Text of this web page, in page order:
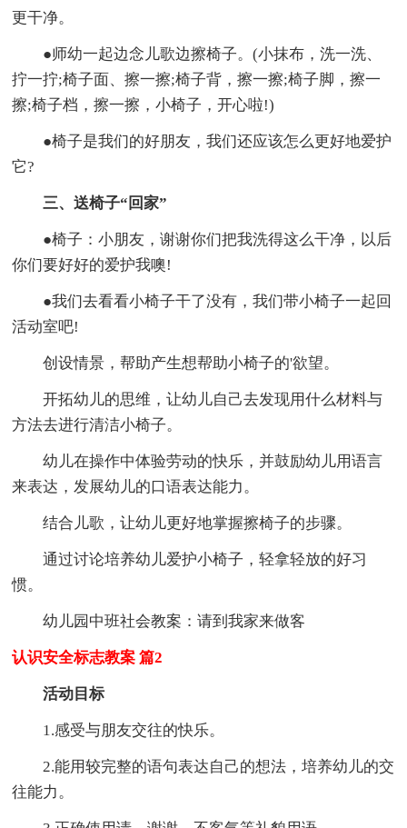
更干净。
●师幼一起边念儿歌边擦椅子。(小抹布，洗一洗、
拧一拧;椅子面、擦一擦;椅子背，擦一擦;椅子脚，擦一
擦;椅子档，擦一擦，小椅子，开心啦!)
●椅子是我们的好朋友，我们还应该怎么更好地爱护
它?
三、送椅子“回家”
●椅子：小朋友，谢谢你们把我洗得这么干净，以后
你们要好好的爱护我噢!
●我们去看看小椅子干了没有，我们带小椅子一起回
活动室吧!
创设情景，帮助产生想帮助小椅子的'欲望。
开拓幼儿的思维，让幼儿自己去发现用什么材料与
方法去进行清洁小椅子。
幼儿在操作中体验劳动的快乐，并鼓励幼儿用语言
来表达，发展幼儿的口语表达能力。
结合儿歌，让幼儿更好地掌握擦椅子的步骤。
通过讨论培养幼儿爱护小椅子，轻拿轻放的好习
惯。
幼儿园中班社会教案：请到我家来做客
认识安全标志教案 篇2
活动目标
1.感受与朋友交往的快乐。
2.能用较完整的语句表达自己的想法，培养幼儿的交
往能力。